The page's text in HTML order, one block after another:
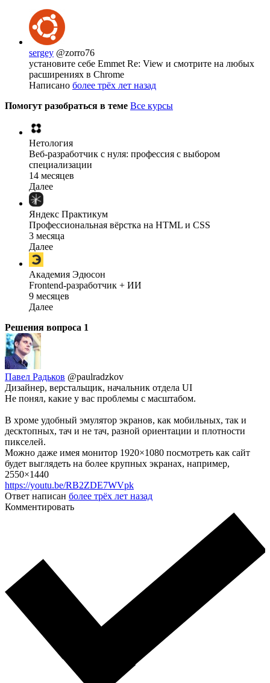
sergey @zorro76
установите себе Emmet Re: View и смотрите на любых
расширениях в Chrome
Написано более трёх лет назад
Помогут разобраться в теме Все курсы
Нетология
Веб-разработчик с нуля: профессия с выбором
специализации
14 месяцев
Далее
Яндекс Практикум
Профессиональная вёрстка на HTML и CSS
3 месяца
Далее
Академия Эдюсон
Frontend-разработчик + ИИ
9 месяцев
Далее
Решения вопроса 1
Павел Радьков @paulradzkov
Дизайнер, верстальщик, начальник отдела UI
Не понял, какие у вас проблемы с масштабом.
В хроме удобный эмулятор экранов, как мобильных, так и
десктопных, тач и не тач, разной ориентации и плотности
пикселей.
Можно даже имея монитор 1920×1080 посмотреть как сайт
будет выглядеть на более крупных экранах, например,
2550×1440
https://youtu.be/RB2ZDE7WVpk
Ответ написан более трёх лет назад
Комментировать